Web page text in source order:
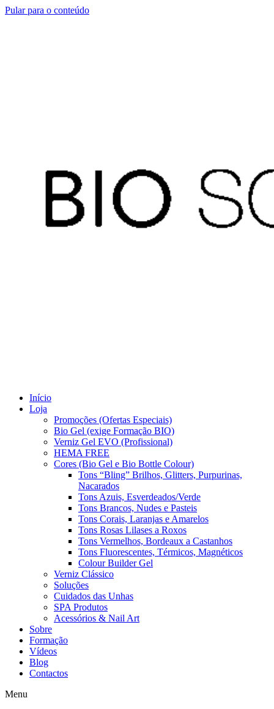
Pular para o conteúdo
Início
Loja
Promoções (Ofertas Especiais)
Bio Gel (exige Formação BIO)
Verniz Gel EVO (Profissional)
HEMA FREE
Cores (Bio Gel e Bio Bottle Colour)
Tons “Bling” Brilhos, Glitters, Purpurinas,
Nacarados
Tons Azuis, Esverdeados/Verde
Tons Brancos, Nudes e Pasteis
Tons Corais, Laranjas e Amarelos
Tons Rosas Lilases a Roxos
Tons Vermelhos, Bordeaux a Castanhos
Tons Fluorescentes, Térmicos, Magnéticos
Colour Builder Gel
Verniz Clássico
Soluções
Cuidados das Unhas
SPA Produtos
Acessórios & Nail Art
Sobre
Formação
Vídeos
Blog
Contactos
Menu